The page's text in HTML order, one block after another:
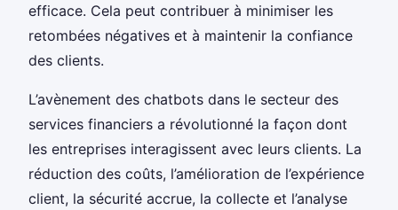
efficace. Cela peut contribuer à minimiser les
retombées négatives et à maintenir la confiance
des clients.
L’avènement des chatbots dans le secteur des
services financiers a révolutionné la façon dont
les entreprises interagissent avec leurs clients. La
réduction des coûts, l’amélioration de l’expérience
client, la sécurité accrue, la collecte et l’analyse